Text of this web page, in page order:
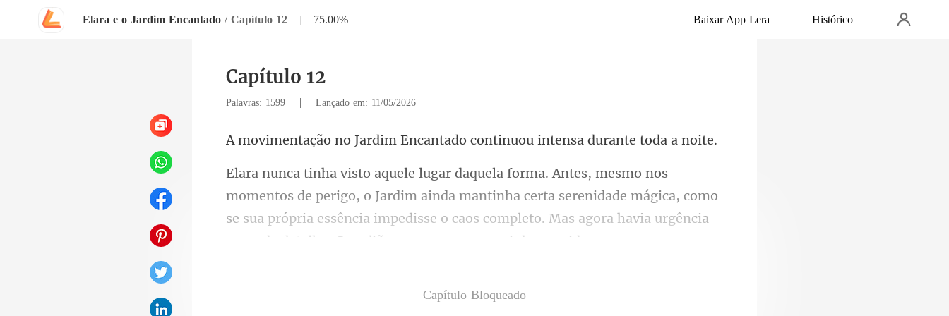
Elara e o Jardim Encantado / Capítulo 12 | 75.00% Baixar App Lera Histórico
Capítulo 12
Palavras: 1599 | Lançado em: 11/05/2026
Encantado continuou int
Jardim ainda mantinha certa serenidade mágica, como
se sua própria essência impedisse o cao
—— Capítulo Bloqueado ——